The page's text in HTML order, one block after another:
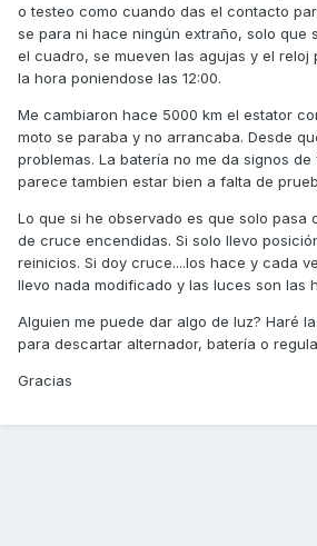
o testeo como cuando das el contacto
se para ni hace ningún extraño, solo que
el cuadro, se mueven las agujas y el reloj
la hora poniendose las 12:00.
Me cambiaron hace 5000 km el estator
moto se paraba y no arrancaba. Desde
problemas. La batería no me da signos
parece tambien estar bien a falta de
Lo que si he observado es que solo pasa
de cruce encendidas. Si solo llevo
reinicios. Si doy cruce....los hace y cada
llevo nada modificado y las luces son las
Alguien me puede dar algo de luz? Haré
para descartar alternador, batería o
Gracias